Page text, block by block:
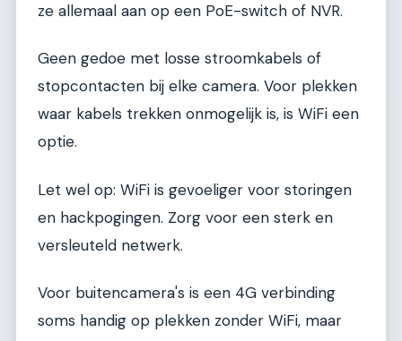
ze allemaal aan op een PoE-switch of NVR.
Geen gedoe met losse stroomkabels of
stopcontacten bij elke camera. Voor plekken
waar kabels trekken onmogelijk is, is WiFi een
optie.
Let wel op: WiFi is gevoeliger voor storingen
en hackpogingen. Zorg voor een sterk en
versleuteld netwerk.
Voor buitencamera's is een 4G verbinding
soms handig op plekken zonder WiFi, maar